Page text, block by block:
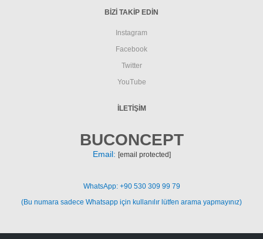
BİZİ TAKİP EDİN
Instagram
Facebook
Twitter
YouTube
İLETIŞIM
BUCONCEPT
Email: [email protected]
WhatsApp: +90 530 309 99 79
(Bu numara sadece Whatsapp için kullanılır lütfen arama yapmayınız)